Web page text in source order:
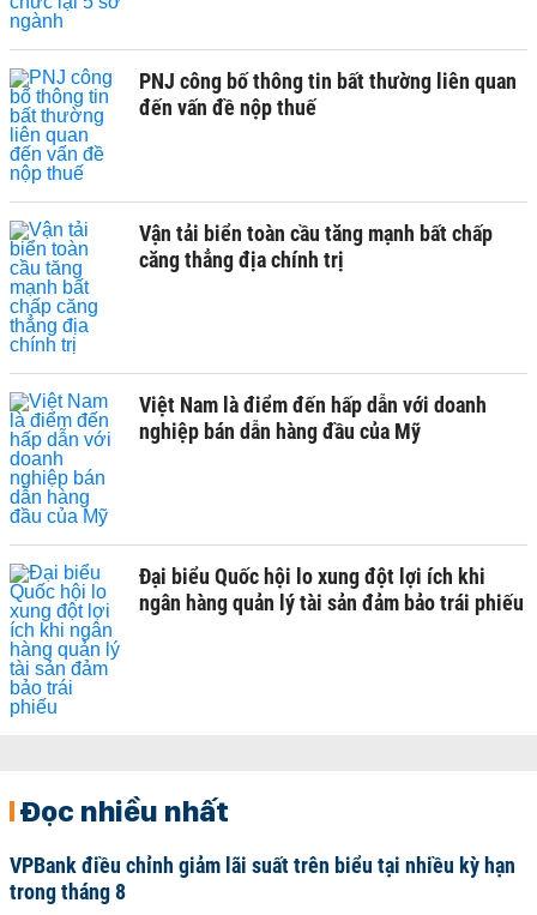
PNJ công bố thông tin bất thường liên quan
đến vấn đề nộp thuế
Vận tải biển toàn cầu tăng mạnh bất chấp
căng thẳng địa chính trị
Việt Nam là điểm đến hấp dẫn với doanh
nghiệp bán dẫn hàng đầu của Mỹ
Đại biểu Quốc hội lo xung đột lợi ích khi
ngân hàng quản lý tài sản đảm bảo trái phiếu
Đọc nhiều nhất
VPBank điều chỉnh giảm lãi suất trên biểu tại nhiều kỳ hạn
trong tháng 8